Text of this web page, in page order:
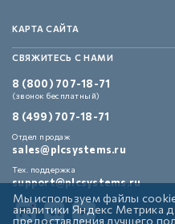
КАРТА САЙТА
СВЯЖИТЕСЬ С НАМИ
8 (800) 707-18-71
(звонок бесплатный)
8 (499) 707-18-71
Отдел продаж
sales@plcsystems.ru
Тех. поддержка
support@plcsystems.ru
Мы используем файлы
аналитики Яндекс Метрика
предоставления лучшего